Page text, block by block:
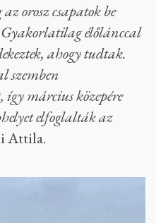
orosz csapatok be
élőlánccal
ahogy tudtak.
szemben
március közepére
elfoglalták az
Attila.